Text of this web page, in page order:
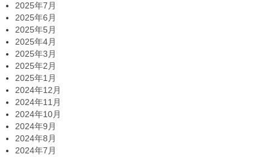
2025年7月
2025年6月
2025年5月
2025年4月
2025年3月
2025年2月
2025年1月
2024年12月
2024年11月
2024年10月
2024年9月
2024年8月
2024年7月